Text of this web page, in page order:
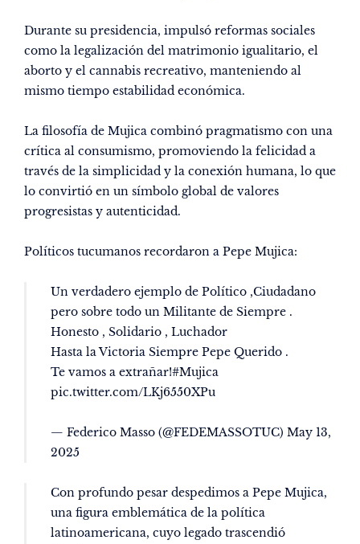
Durante su presidencia, impulsó reformas sociales
como la legalización del matrimonio igualitario, el
aborto y el cannabis recreativo, manteniendo al
mismo tiempo estabilidad económica.
La filosofía de Mujica combinó pragmatismo con una
crítica al consumismo, promoviendo la felicidad a
través de la simplicidad y la conexión humana, lo que
lo convirtió en un símbolo global de valores
progresistas y autenticidad.
Políticos tucumanos recordaron a Pepe Mujica:
Un verdadero ejemplo de Político ,Ciudadano
pero sobre todo un Militante de Siempre .
Honesto , Solidario , Luchador
Hasta la Victoria Siempre Pepe Querido .
Te vamos a extrañar!#Mujica
pic.twitter.com/LKj6550XPu
— Federico Masso (@FEDEMASSOTUC) May 13,
2025
Con profundo pesar despedimos a Pepe Mujica,
una figura emblemática de la política
latinoamericana, cuyo legado trascendió